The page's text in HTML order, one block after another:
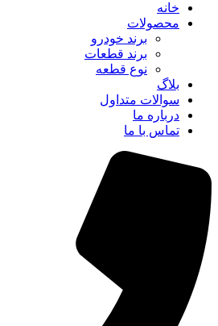
خانه
محصولات
برند خودرو
برند قطعات
نوع قطعه
بلاگ
سوالات متداول
درباره ما
تماس با ما